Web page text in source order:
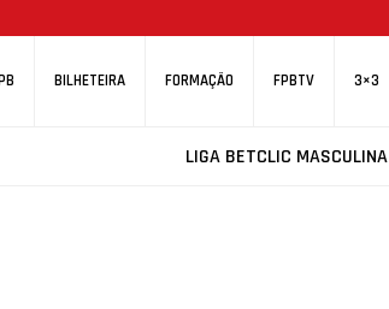
BILHETEIRA FORMAÇÃO FPBTV 3×3
LIGA BETCLIC MASCULINA